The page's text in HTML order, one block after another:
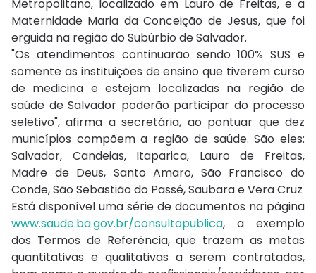
Metropolitano, localizado em Lauro de Freitas, e a
Maternidade Maria da Conceição de Jesus, que foi
erguida na região do Subúrbio de Salvador.
"Os atendimentos continuarão sendo 100% SUS e
somente as instituições de ensino que tiverem curso
de medicina e estejam localizadas na região de
saúde de Salvador poderão participar do processo
seletivo", afirma a secretária, ao pontuar que dez
municípios compõem a região de saúde. São eles:
Salvador, Candeias, Itaparica, Lauro de Freitas,
Madre de Deus, Santo Amaro, São Francisco do
Conde, São Sebastião do Passé, Saubara e Vera Cruz
Está disponível uma série de documentos na página
www.saude.ba.gov.br/consultapublica, a exemplo
dos Termos de Referência, que trazem as metas
quantitativas e qualitativas a serem contratadas,